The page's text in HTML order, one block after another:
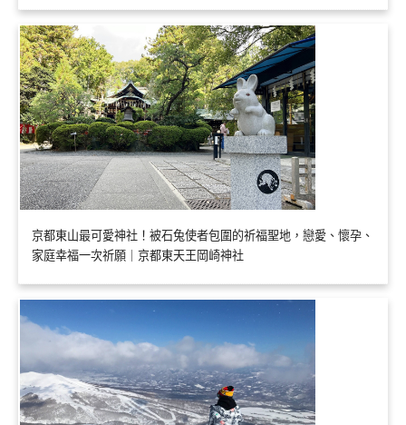
京都東山最可愛神社！被石兔使者包圍的祈福聖地，戀愛、懷孕、
家庭幸福一次祈願｜京都東天王岡崎神社